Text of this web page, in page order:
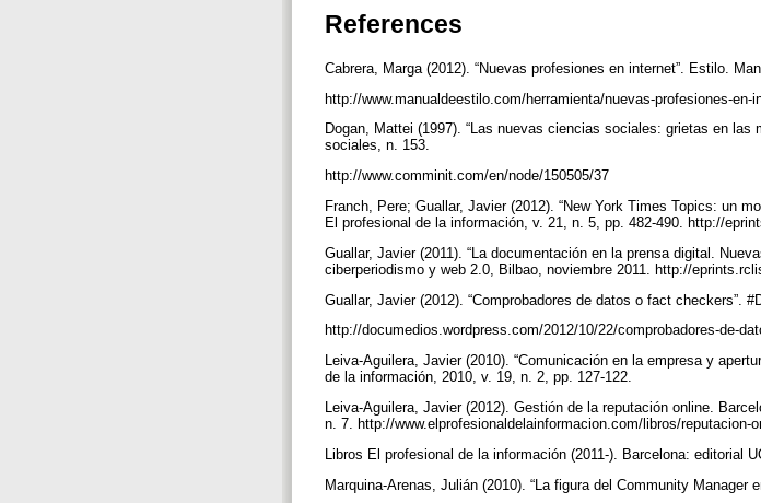
References
Cabrera, Marga (2012). “Nuevas profesiones en internet”. Estilo.
http://www.manualdeestilo.com/herramienta/nuevas-profesiones-en-
Dogan, Mattei (1997). “Las nuevas ciencias sociales: grietas en
sociales, n. 153.
http://www.comminit.com/en/node/150505/37
Franch, Pere; Guallar, Javier (2012). “New York Times Topics: un
El profesional de la información, v. 21, n. 5, pp. 482-490. http://
Guallar, Javier (2011). “La documentación en la prensa digital.
ciberperiodismo y web 2.0, Bilbao, noviembre 2011. http://
Guallar, Javier (2012). “Comprobadores de datos o fact checkers”.
http://documedios.wordpress.com/2012/10/22/comprobadores-de-
Leiva-Aguilera, Javier (2010). “Comunicación en la empresa y
de la información, 2010, v. 19, n. 2, pp. 127-122.
Leiva-Aguilera, Javier (2012). Gestión de la reputación online.
n. 7. http://www.elprofesionaldelainformacion.com/libros/reputacion-
Libros El profesional de la información (2011-). Barcelona: editorial
Marquina-Arenas, Julián (2010). “La figura del Community Manager